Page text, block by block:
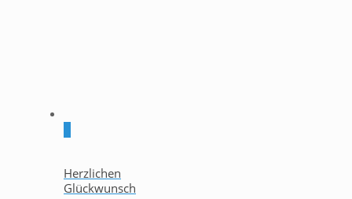
Herzlichen
Glückwunsch